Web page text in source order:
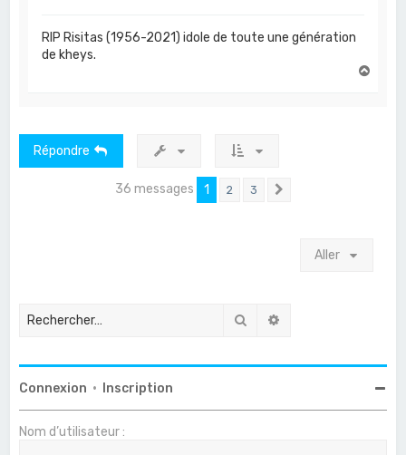
RIP Risitas (1956-2021) idole de toute une génération
de kheys.
Répondre
36 messages 1 2 3
Aller
Rechercher
Connexion • Inscription
Nom d’utilisateur :